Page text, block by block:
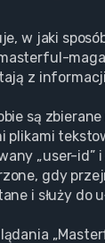
w jaki
z
są
plikami
„user-id”
gdy
i służy do